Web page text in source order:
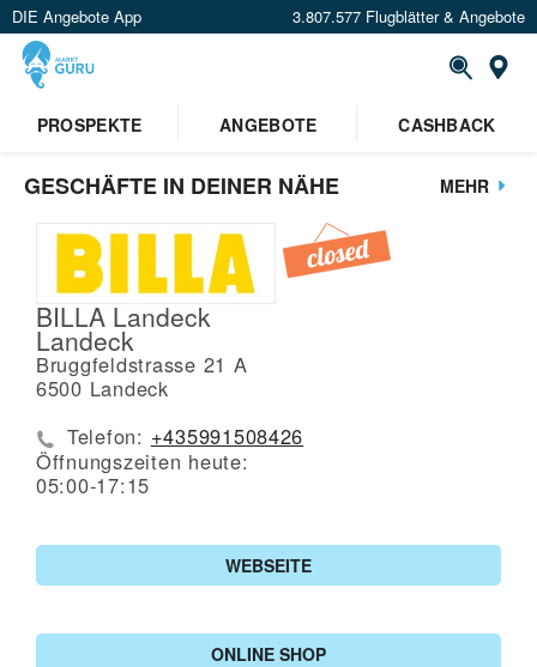
DIE Angebote App 3.807.577 Flugblätter & Angebote
PROSPEKTE
ANGEBOTE CASHBACK
GESCHÄFTE IN DEINER NÄHE MEHR
BILLA Landeck
Landeck
Bruggfeldstrasse 21 A
6500 Landeck
Telefon: +435991508426
Öffnungszeiten heute:
05:00-17:15
WEBSEITE
ONLINE SHOP